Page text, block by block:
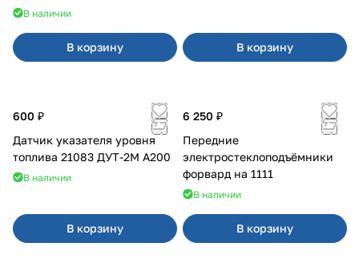
В наличии
В корзину В корзину
600 ₽
Датчик указателя уровня
топлива 21083 ДУТ-2М А200
В наличии
В корзину
6 250 ₽
Передние
электростеклоподъёмники
форвард на 1111
В наличии
В корзину